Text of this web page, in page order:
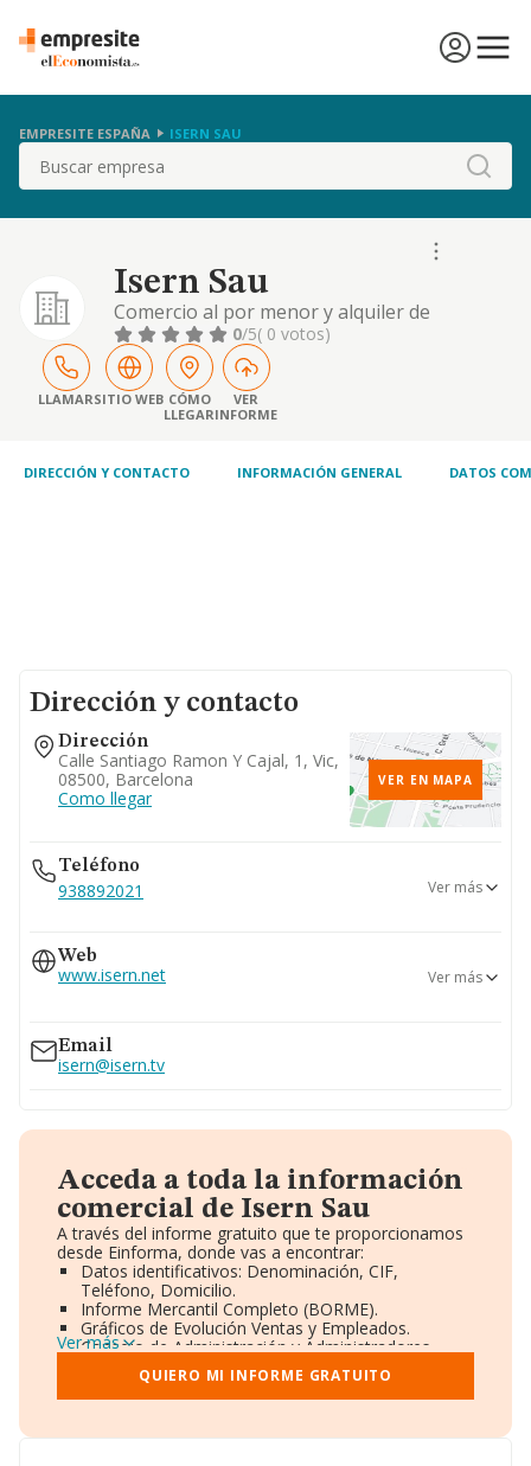
EMPRESITE ESPAÑA ISERN SAU
Buscar
Isern Sau
Comercio al por menor y alquiler de
aparatos electrónicos, electrodomésticos y
telecomunicaciones para hospitales y
centros sanitarios
0/5( 0 votos)
LLAMARSITIO WEB CÓMO
LLEGAR
VER
INFORME
DIRECCIÓN Y CONTACTO INFORMACIÓN GENERAL DATOS
Dirección y contacto
Dirección
Calle Santiago Ramon Y Cajal, 1, Vic,
08500, Barcelona
Como llegar
VER EN MAPA
Teléfono
938892021
938891600
938862377
Ver más
Web
www.isern.net Ver más
Email
isern@isern.tv
Acceda a toda la información
comercial de Isern Sau
A través del informe gratuito que te proporcionamos
desde Einforma, donde vas a encontrar:
Datos identificativos: Denominación, CIF,
Teléfono, Domicilio.
Informe Mercantil Completo (BORME).
Gráficos de Evolución Ventas y Empleados.
Consejo de Administración y Administradores.
Directivos y Ejecutivos.
Accionistas.
Participaciones y Vinculaciones en otras empresas.
Información oficial y registral complementaria.
Ver más
QUIERO MI INFORME GRATUITO